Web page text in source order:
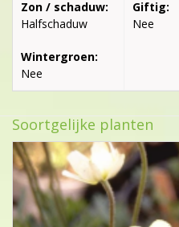
Zon / schaduw:
Halfschaduw
Wintergroen:
Nee
Giftig:
Nee
Soortgelijke planten